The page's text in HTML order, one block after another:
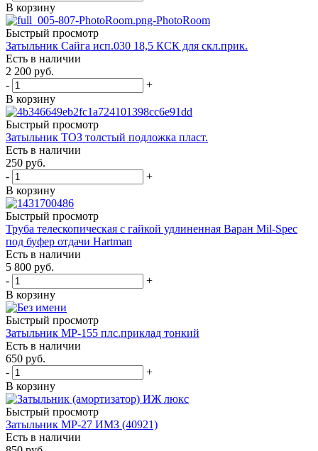
В корзину
Быстрый просмотр
Затыльник Сайга исп.030 18,5 КСК для скл.прик.
Есть в наличии
2 200 руб.
-
+
В корзину
Быстрый просмотр
Затыльник ТОЗ толстый подложка пласт.
Есть в наличии
250 руб.
-
+
В корзину
Быстрый просмотр
Труба телескопическая с гайкой удлиненная Варан Mil-Spec
под буфер отдачи Hartman
Есть в наличии
5 800 руб.
-
+
В корзину
Быстрый просмотр
Затыльник МР-155 плс.приклад тонкий
Есть в наличии
650 руб.
-
+
В корзину
Быстрый просмотр
Затыльник МР-27 ИМЗ (40921)
Есть в наличии